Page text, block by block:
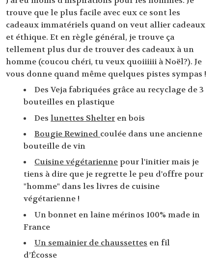
trouve que le plus facile avec eux ce sont les
cadeaux immatériels quand on veut allier cadeaux
et éthique. Et en règle général, je trouve ça
tellement plus dur de trouver des cadeaux à un
homme (coucou chéri, tu veux quoiiiiii à Noël?). Je
vous donne quand même quelques pistes sympas !
Des Veja fabriquées grâce au recyclage de 3
bouteilles en plastique
Deslunettes Shelter en bois
Bougie Rewined coulée dans une ancienne
bouteille de vin
Cuisine végétariennepour l'initier mais je
tiens à dire que je regrette le peu d'offre pour
"homme" dans les livres de cuisine
végétarienne !
Un bonnet en laine mérinos 100% made in
France
Un semainier de chaussettes en fil
d’Écosse